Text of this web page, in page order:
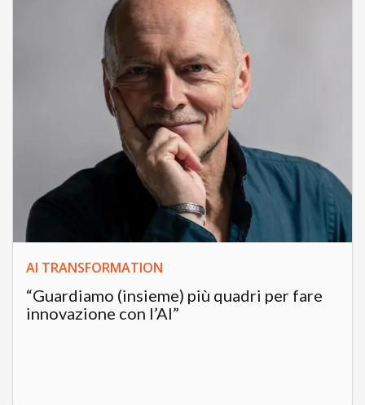
AI TRANSFORMATION
“Guardiamo (insieme) più quadri per fare
innovazione con l’AI”